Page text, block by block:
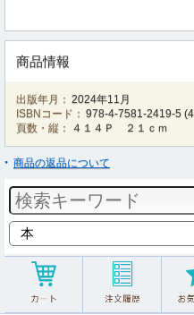
商品情報
出版年月： 2024年11月
ISBNコード： 978-4-7581-2419-5 (
頁数・縦：
４１４Ｐ ２１ｃｍ
商品の返品について